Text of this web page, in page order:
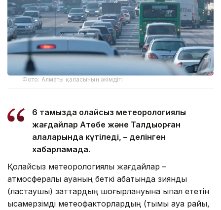
Фото: Алматы қаласының әкімдігі
6 тамызда қолайсыз метеорологиялық
жағдайлар Ақтөбе және Талдықорған
қалаларында күтіледі, – делінген
хабарламада.
Қолайсыз метеорологиялық жағдайлар –
атмосфералық ауаның беткі қабатында зиянды
(ластаушы) заттардың шоғырлануына ықпал ететін
қысқамерзімді метеофакторлардың (тымық ауа райы,